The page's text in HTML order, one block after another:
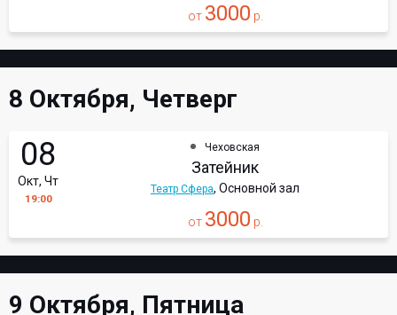
от 3000 р.
8 Октября, Четверг
08
Окт, Чт
19:00
Чеховская
Затейник
Театр Сфера, Основной зал
от 3000 р.
9 Октября, Пятница